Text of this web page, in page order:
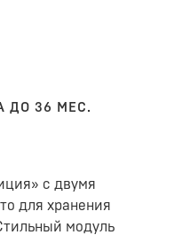
ДО 36 МЕС.
с двумя
для хранения
модуль